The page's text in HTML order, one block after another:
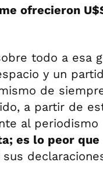
me ofrecieron
todo a esa
y un
de
a partir de
al periodismo
es lo peor
sus